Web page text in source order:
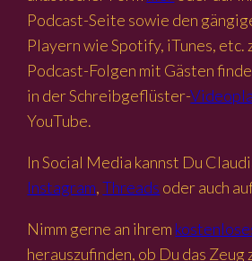
Podcast-Seite sowie den
Playern wie Spotify, iTunes, etc.
Podcast-Folgen mit Gästen
in der Schreibgeflüster-
YouTube.
In Social Media kannst Du
Instagram,Threads oder auch
Nimm gerne an ihrem
herauszufinden, ob Du das Zeug